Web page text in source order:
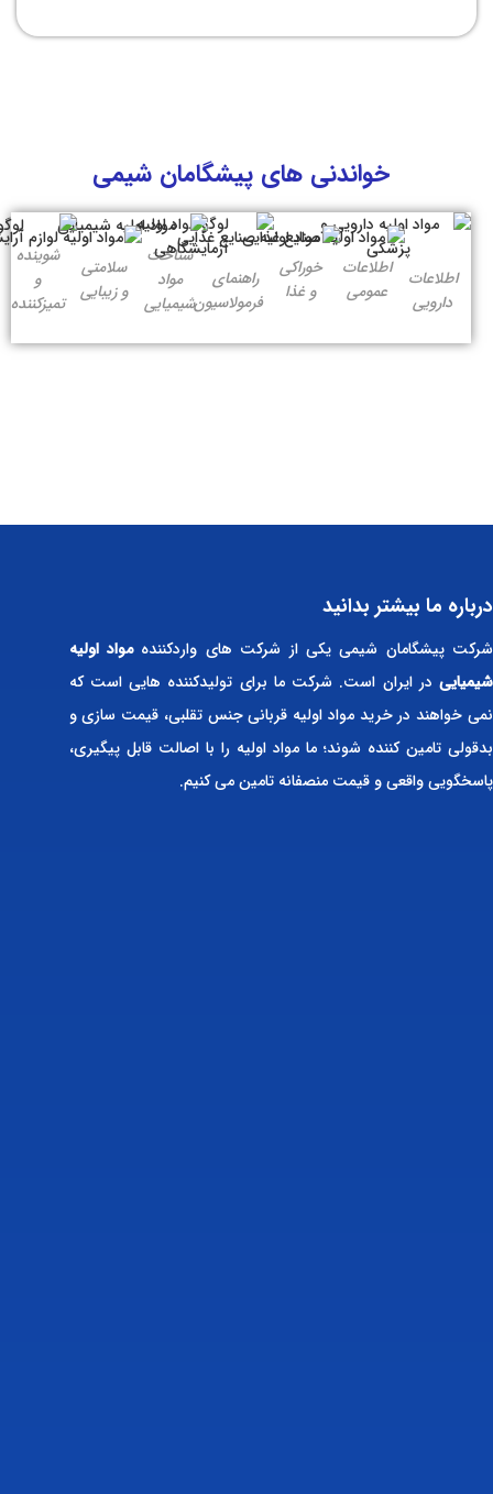
خواندنی های پیشگامان شیمی
اطلاعات
دارویی
اطلاعات
عمومی
خوراکی
و غذا
راهنمای
فرمولاسیون
شناخت
مواد
شیمیایی
سلامتی
و زیبایی
شوینده
و
تمیزکننده
درباره ما بیشتر بدانید
شرکت پیشگامان شیمی یکی از شرکت های واردکنندهمواد اولیه
شیمیایی در ایران است. شرکت ما برای تولیدکننده هایی است که
نمی خواهند در خرید مواد اولیه قربانی جنس تقلبی، قیمت سازی و
بدقولی تامین کننده شوند؛ ما مواد اولیه را با اصالت قابل پیگیری،
پاسخگویی واقعی و قیمت منصفانه تامین می کنیم.